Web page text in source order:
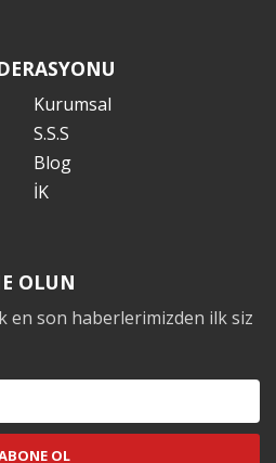
Kurumsal
S.S.S
Blog
İK
OLUN
en son haberlerimizden ilk siz